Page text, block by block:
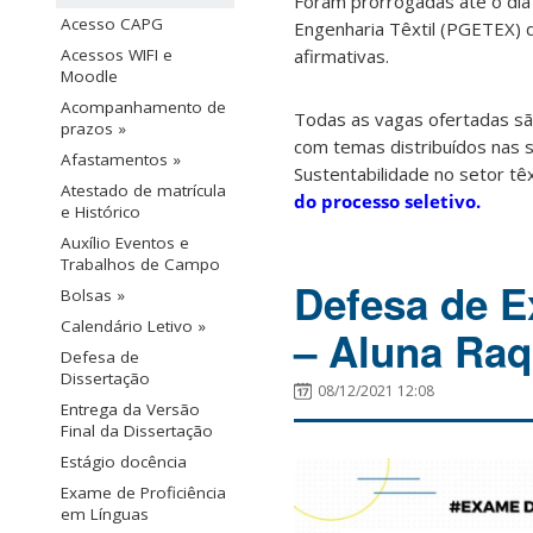
Acesso CAPG
Acessos WIFI e
Moodle
Acompanhamento de
prazos »
Afastamentos »
Atestado de matrícula
e Histórico
Auxílio Eventos e
Trabalhos de Campo
Bolsas »
Calendário Letivo »
Defesa de
Dissertação
Entrega da Versão
Final da Dissertação
Estágio docência
Exame de Proficiência
em Línguas
Engenharia Têxtil
afirmativas.
Todas as vagas ofertadas
com temas distribuídos nas
Sustentabilidade no setor
do processo seletivo.
Defesa de
– Aluna
08/12/2021 12:08